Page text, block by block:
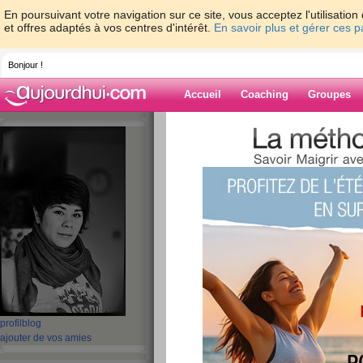
En poursuivant votre navigation sur ce site, vous acceptez
et offres adaptés à vos centres d'intérêt. En savoir plus et gérer ces
Bonjour !
Accueil Coaching Groupes
profil blog
ajouter de vos amies
> Dame-Polgara >
Blog de Dame-
Hier soir c'était la